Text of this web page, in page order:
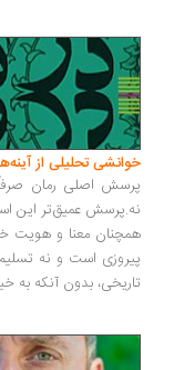
تحلیلی از آینه‌های
اصلی رمان صرفاً این
عمیق‌تر این است:
معنا و هویت خود را
است و نه تسلیم. او
بدون آنکه به خیانت،